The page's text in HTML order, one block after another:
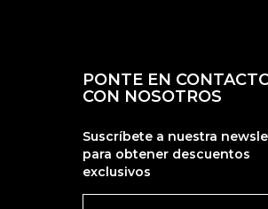
PONTE EN
CON NOSOTROS
Suscríbete a nuestra
para obtener descuentos
exclusivos